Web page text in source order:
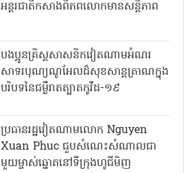
អន្តរជាតិកសាងពិភពលោកមានសន្តិភាព
បងប្អូនគ្រិស្តសាសនិកវៀតណាមអំណរ
សាទរបុណ្យណូអែលដ៏សុខសាន្តត្រាណក្នុង
បរិបទនៃជម្ងឺរាតត្បាតកូវីដ-១៩
ប្រធានរដ្ឋវៀតណាមលោក Nguyen
Xuan Phuc ជួបសំណេះសំណាលជា
មួយម្ចាស់ឆ្នោតនៅទីក្រុងហូជីមិញ